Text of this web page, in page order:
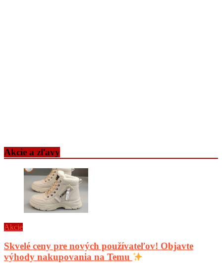
Akcie a zľavy
Akcie
Skvelé ceny pre nových používateľov! Objavte
výhody nakupovania na Temu